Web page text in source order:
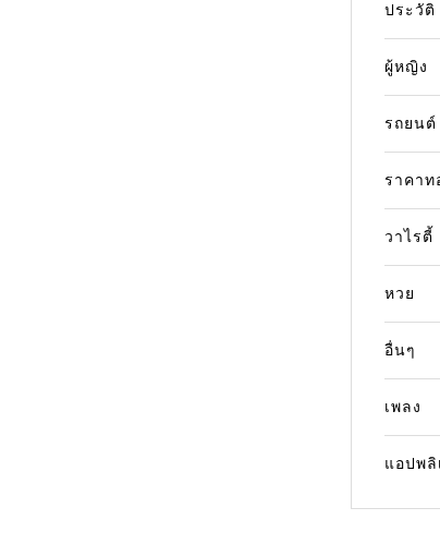
ประวัติ
ผู้หญิง
รถยนต์
ราคาท
วาไรตี้
หวย
อื่นๆ
เพลง
แอปพ